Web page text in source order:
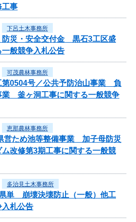
事
下呂土木事務所
防災・安全交付金 黒石3工区盛
般競争入札公告
可茂農林事務所
第0504号／公共予防治山事業 負
業 釜ヶ洞工事に関する一般競争
恵那農林事務所
営ため池等整備事業 加子母防災
改修第3期工事に関する一般競
多治見土木事務所
単 崩壊決壊防止（一般）他工
入札公告